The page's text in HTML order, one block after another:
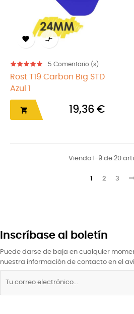
 
5 Comentario (s)
Rost T19 Carbon Big STD
Azul 1
 19,36 €
Viendo 1-9 de 20
1 2 3
Inscríbase al boletín
Puede darse de baja en cualquier
nuestra información de contacto en el